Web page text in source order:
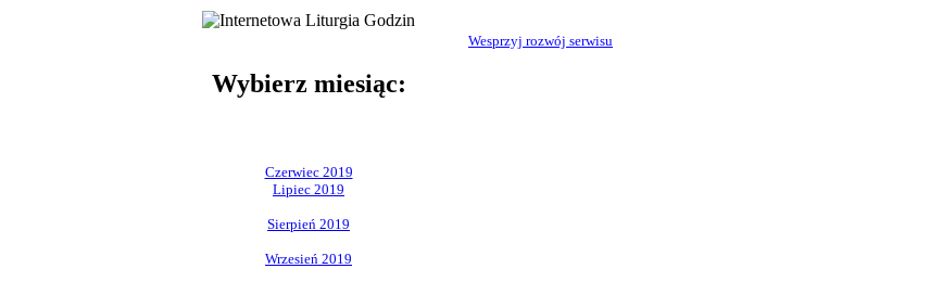
Wesprzyj rozwój serwisu
Wybierz miesiąc:
Czerwiec 2019
Lipiec 2019
Sierpień 2019
Wrzesień 2019